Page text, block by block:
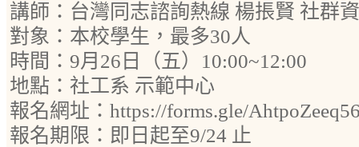
講師：台灣同志諮詢熱線 楊掁賢 社群
對象：本校學生，最多30人
時間：9月26日（五）10:00~12:00
地點：社工系 示範中心
報名網址：https://forms.gle/
報名期限：即日起至9/24 止